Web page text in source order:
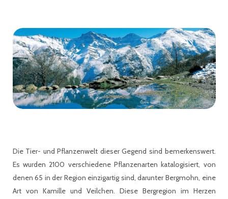
Die Tier- und Pflanzenwelt dieser Gegend sind bemerkenswert.
Es wurden 2100 verschiedene Pflanzenarten katalogisiert, von
denen 65 in der Region einzigartig sind, darunter Bergmohn, eine
Art von Kamille und Veilchen. Diese Bergregion im Herzen